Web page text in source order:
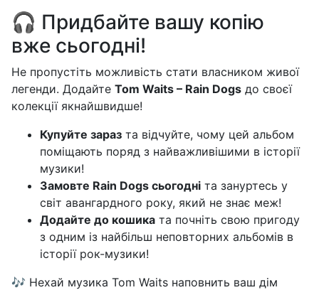
🎧 Придбайте вашу копію
вже сьогодні!
Не пропустіть можливість стати власником живої
легенди. Додайте Tom Waits – Rain Dogs до своєї
колекції якнайшвидше!
Купуйте зараз та відчуйте, чому цей альбом
поміщають поряд з найважливішими в історії
музики!
Замовте Rain Dogs сьогодні та зануртесь у
світ авангардного року, який не знає меж!
Додайте до кошика та почніть свою пригоду
з одним із найбільш неповторних альбомів в
історії рок-музики!
🎶 Нехай музика Tom Waits наповнить ваш дім